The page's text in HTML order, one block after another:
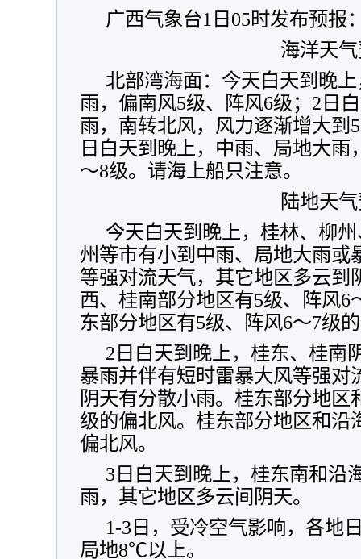
广西气象台1日05时发布预报
海洋天
北部湾海面：今天白天到晚
雨，偏南风5级、阵风6级；2日
雨，南转北风，风力逐渐增大到
日白天到晚上，中雨、局地大雨
～8级。请海上船只注意。
陆地天
今天白天到晚上，桂林、柳
州等市有小到中雨、局地大雨或
等强对流天气，其它地区多云到
西、桂南部分地区有5级、阵风6
东部分地区有5级、阵风6～7级
2日白天到晚上，桂东、桂南
暴雨并伴有短时雷暴大风等强对
阴天有分散小雨。桂东部分地区
级的偏北风。桂东部分地区和沿
偏北风。
3日白天到晚上，桂东南和沿
雨，其它地区多云间阴天。
1-3日，受冷空气影响，各地
局地8℃以上。